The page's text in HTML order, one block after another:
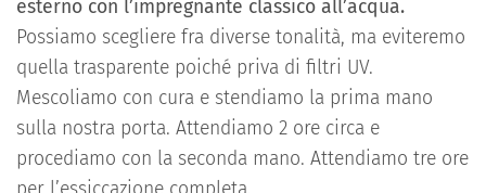
esterno con l’impregnante classico all’acqua.
Possiamo scegliere fra diverse tonalità, ma eviteremo
quella trasparente poiché priva di filtri UV.
Mescoliamo con cura e stendiamo la prima mano
sulla nostra porta. Attendiamo 2 ore circa e
procediamo con la seconda mano. Attendiamo tre ore